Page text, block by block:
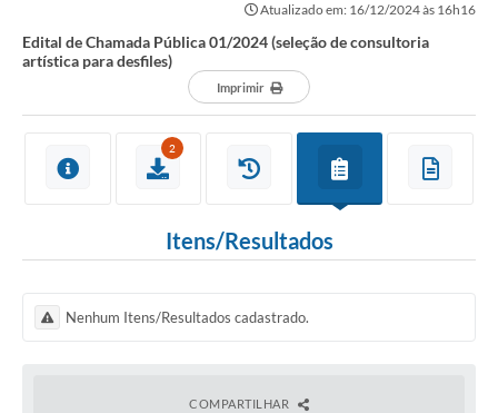
Atualizado em: 16/12/2024 às 16h16
Edital de Chamada Pública 01/2024 (seleção de consultoria
artística para desfiles)
Imprimir
2
Itens/Resultados
Nenhum Itens/Resultados cadastrado.
COMPARTILHAR